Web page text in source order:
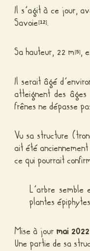
Il s’agit à ce jour,
Savoie [12].
Sa hauteur, 22 m[5],
Il serait âgé
atteignent des
frênes ne dépasse
Vu sa structure
ait été
ce qui pourrait
L’arbre
plantes
Mise à jour mai 2022
Une partie de sa